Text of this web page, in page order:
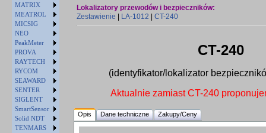
MATRIX
MEATROL
MICSIG
NEO
PeakMeter
PROVA
RAYTECH
RYCOM
SEAWARD
SENTER
SIGLENT
SmartSensor
Solid NDT
TENMARS
Lokalizatory przewodów i bezpieczników:
Zestawienie
LA-1012 CT-240
CT-240
(identyfikator/lokalizator
Aktualnie zamiast CT-240
Opis Dane techniczne Zakupy/Ceny